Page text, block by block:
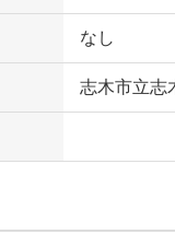
なし
志木市立志